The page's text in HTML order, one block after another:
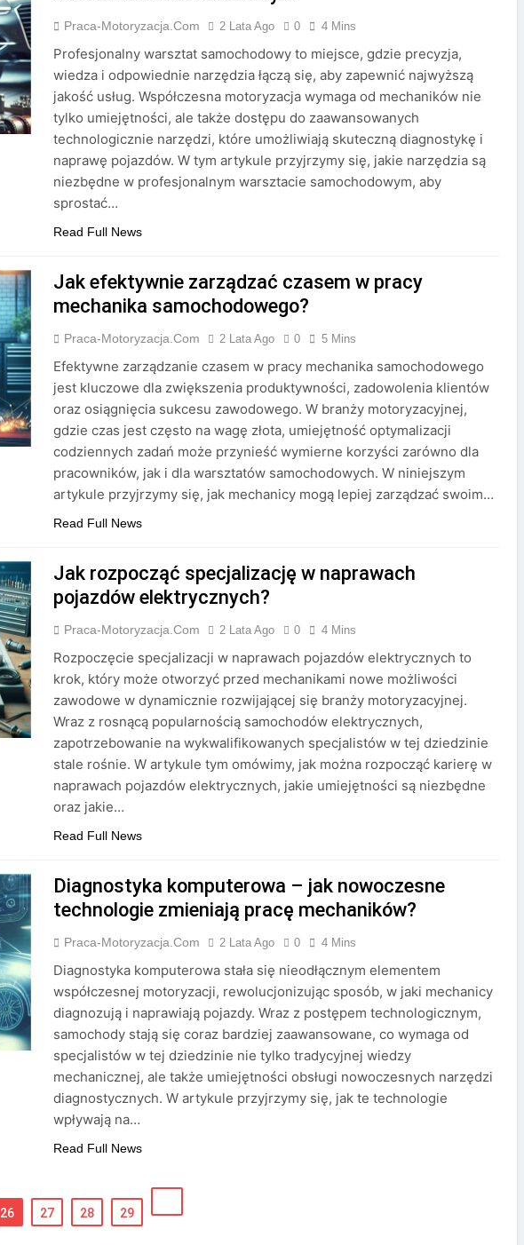
Praca-Motoryzacja.com 2 Lata Ago 0 4 Mins
Profesjonalny warsztat samochodowy to miejsce, gdzie precyzja,
wiedza i odpowiednie narzędzia łączą się, aby zapewnić najwyższą
jakość usług. Współczesna motoryzacja wymaga od mechaników nie
tylko umiejętności, ale także dostępu do zaawansowanych
technologicznie narzędzi, które umożliwiają skuteczną diagnostykę i
naprawę pojazdów. W tym artykule przyjrzymy się, jakie narzędzia są
niezbędne w profesjonalnym warsztacie samochodowym, aby
sprostać…
Read Full News
Jak efektywnie zarządzać czasem w pracy
mechanika samochodowego?
Praca-Motoryzacja.com 2 Lata Ago 0 5 Mins
Efektywne zarządzanie czasem w pracy mechanika samochodowego
jest kluczowe dla zwiększenia produktywności, zadowolenia klientów
oraz osiągnięcia sukcesu zawodowego. W branży motoryzacyjnej,
gdzie czas jest często na wagę złota, umiejętność optymalizacji
codziennych zadań może przynieść wymierne korzyści zarówno dla
pracowników, jak i dla warsztatów samochodowych. W niniejszym
artykule przyjrzymy się, jak mechanicy mogą lepiej zarządzać swoim…
Read Full News
Jak rozpocząć specjalizację w naprawach
pojazdów elektrycznych?
Praca-Motoryzacja.com 2 Lata Ago 0 4 Mins
Rozpoczęcie specjalizacji w naprawach pojazdów elektrycznych to
krok, który może otworzyć przed mechanikami nowe możliwości
zawodowe w dynamicznie rozwijającej się branży motoryzacyjnej.
Wraz z rosnącą popularnością samochodów elektrycznych,
zapotrzebowanie na wykwalifikowanych specjalistów w tej dziedzinie
stale rośnie. W artykule tym omówimy, jak można rozpocząć karierę w
naprawach pojazdów elektrycznych, jakie umiejętności są niezbędne
oraz jakie…
Read Full News
Diagnostyka komputerowa – jak nowoczesne
technologie zmieniają pracę mechaników?
Praca-Motoryzacja.com 2 Lata Ago 0 4 Mins
Diagnostyka komputerowa stała się nieodłącznym elementem
współczesnej motoryzacji, rewolucjonizując sposób, w jaki mechanicy
diagnozują i naprawiają pojazdy. Wraz z postępem technologicznym,
samochody stają się coraz bardziej zaawansowane, co wymaga od
specjalistów w tej dziedzinie nie tylko tradycyjnej wiedzy
mechanicznej, ale także umiejętności obsługi nowoczesnych narzędzi
diagnostycznych. W artykule przyjrzymy się, jak te technologie
wpływają na…
Read Full News
26 27 28 29